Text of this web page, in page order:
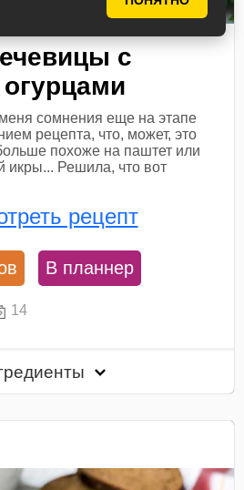
с
сомнения еще на этапе
рецепта, что, может, это
похоже на паштет или
икры... Решила, что вот
рецепт
В планнер
14